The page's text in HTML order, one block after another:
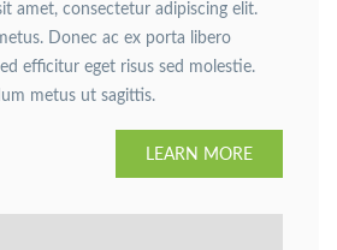
amet, consectetur adipiscing elit.
Donec ac ex porta libero
efficitur eget risus sed molestie.
metus ut sagittis.
LEARN MORE